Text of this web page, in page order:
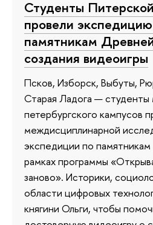
Студенты
провели
памятникам
создания видеоигры
Псков, Изборск, Выбуты,
Старая Ладога — студенты
петербургского кампусов
междисциплинарной
экспедиции по
рамках программы
заново». Историки,
области цифровых
княгини Ольги, чтобы